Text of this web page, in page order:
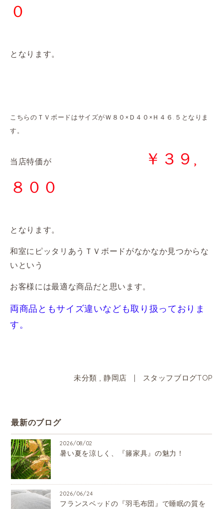
０
となります。
こちらのＴＶボードはサイズがＷ８０×Ｄ４０×Ｈ４６.５となりま
す。
当店特価が
￥３９,
８００
となります。
和室にピッタリあうＴＶボードがなかなか見つからな
いという
お客様には最適な商品だと思います。
両商品ともサイズ違いなども取り扱っておりま
す。
未分類 静岡店 | スタッフブログTOP
最新のブログ
2026/08/02
暑い夏を涼しく、『籐家具』の魅力！
2026/06/24
フランスベッドの『羽毛布団』で睡眠の質を